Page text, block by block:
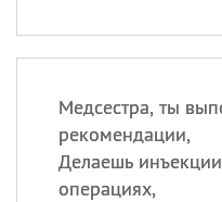
Медсестра, ты
рекомендации,
Делаешь
операциях,